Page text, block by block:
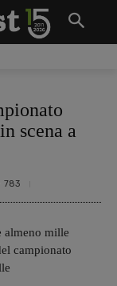
scena a
783
almeno mille
campionato